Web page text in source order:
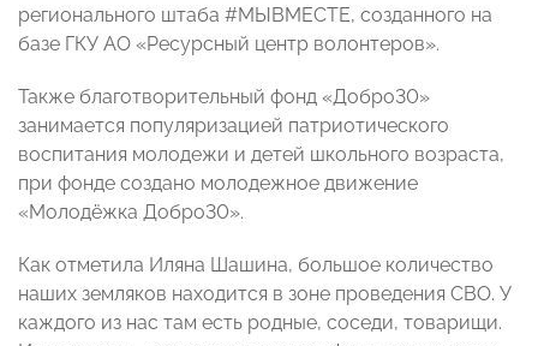
регионального штаба #МЫВМЕСТЕ, созданного на
базе ГКУ АО «Ресурсный центр волонтеров».
Также благотворительный фонд «Добро30»
занимается популяризацией патриотического
воспитания молодежи и детей школьного возраста,
при фонде создано молодежное движение
«Молодёжка Добро30».
Как отметила Иляна Шашина, большое количество
наших земляков находится в зоне проведения СВО. У
каждого из нас там есть родные, соседи, товарищи.